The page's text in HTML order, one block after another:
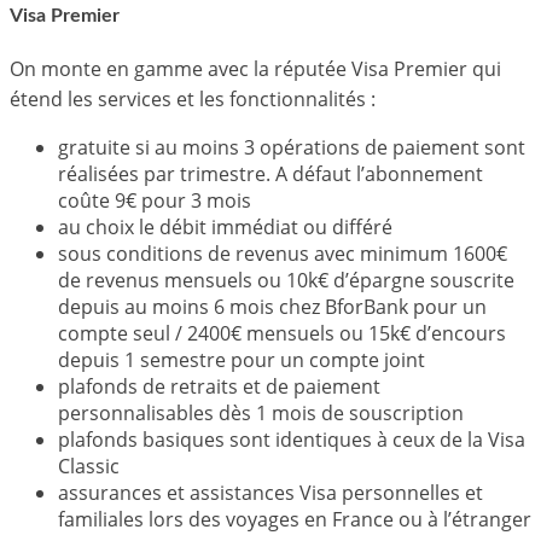
Visa Premier
On monte en gamme avec la réputée Visa Premier qui
étend les services et les fonctionnalités :
gratuite si au moins 3 opérations de paiement sont
réalisées par trimestre. A défaut l’abonnement
coûte 9€ pour 3 mois
au choix le débit immédiat ou différé
sous conditions de revenus avec minimum 1600€
de revenus mensuels ou 10k€ d’épargne souscrite
depuis au moins 6 mois chez BforBank pour un
compte seul / 2400€ mensuels ou 15k€ d’encours
depuis 1 semestre pour un compte joint
plafonds de retraits et de paiement
personnalisables dès 1 mois de souscription
plafonds basiques sont identiques à ceux de la Visa
Classic
assurances et assistances Visa personnelles et
familiales lors des voyages en France ou à l’étranger